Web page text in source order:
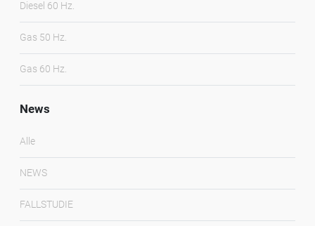
Diesel 60 Hz.
Gas 50 Hz.
Gas 60 Hz.
News
Alle
NEWS
FALLSTUDIE